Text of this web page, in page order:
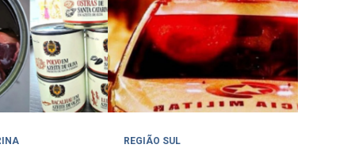
REGIÃO SUL